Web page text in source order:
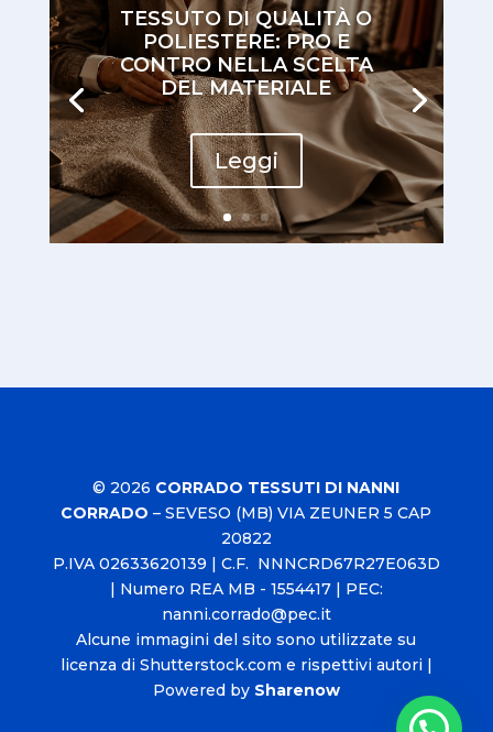
TESSUTO DI QUALITÀ O
POLIESTERE: PRO E
CONTRO NELLA SCELTA
DEL MATERIALE
Leggi
© 2026 CORRADO TESSUTI DI NANNI
CORRADO –SEVESO (MB) VIA ZEUNER 5 CAP
20822
P.IVA 02633620139 | C.F. NNNCRD67R27E063D
| Numero REA MB - 1554417 | PEC:
nanni.corrado@pec.it
Alcune immagini del sito sono utilizzate su
licenza di Shutterstock.com e rispettivi autori |
Powered by Sharenow